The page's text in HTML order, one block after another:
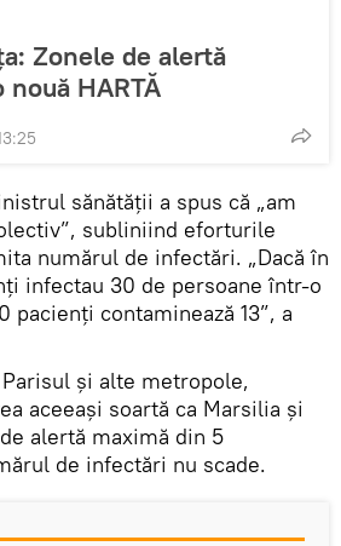
Zonele de alertă
HARTĂ
sănătății a spus că „am
subliniind eforturile
numărul de infectări. „Dacă în
infectau 30 de persoane într-o
pacienți contaminează 13”, a
şi alte metropole,
aceeași soartă ca Marsilia și
alertă maximă din 5
de infectări nu scade.